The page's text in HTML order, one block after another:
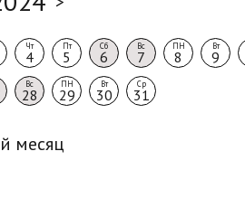
Чт
4
Пт
5
Сб
6
Вс
7
ПН
8
Вт
9
Вс
28
ПН
29
Вт
30
Ср
31
месяц